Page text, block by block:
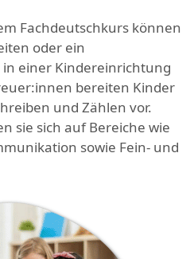
Fachdeutschkurs können
oder ein
einer Kindereinrichtung
bereiten Kinder
und Zählen vor.
sie sich auf Bereiche wie
sowie Fein- und